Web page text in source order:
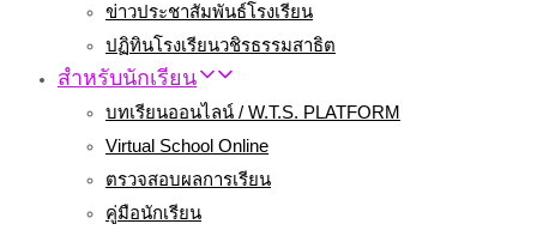
ข่าวประชาสัมพันธ์โรงเรียน
ปฏิทินโรงเรียนวชิรธรรมสาธิต
สำหรับนักเรียน
บทเรียนออนไลน์ / W.T.S. PLATFORM
Virtual School Online
ตรวจสอบผลการเรียน
คู่มือนักเรียน